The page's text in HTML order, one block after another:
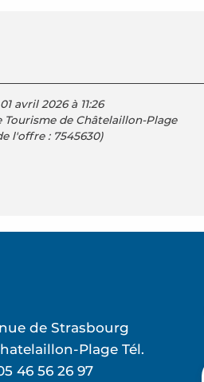
avril 2026 à 11:26
Tourisme de Châtelaillon-Plage
l'offre : 7545630)
de Strasbourg
Plage Tél.
46 56 26 97